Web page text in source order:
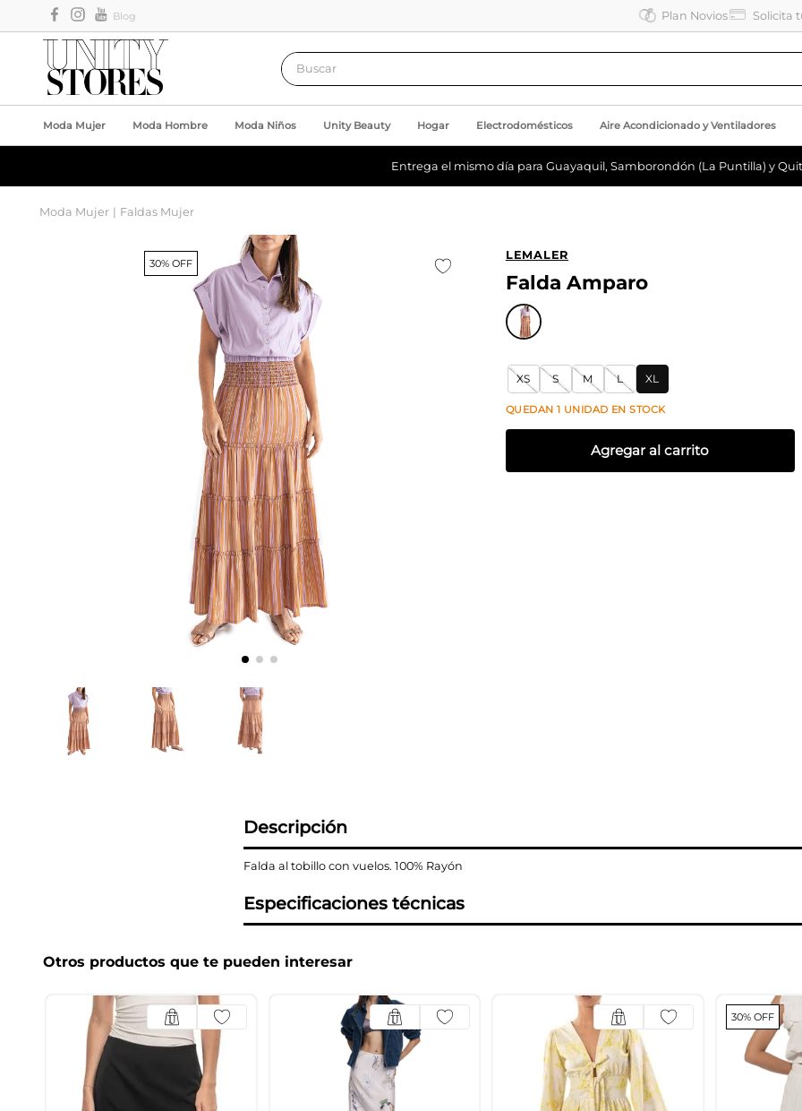
Blog Plan Novios Solicita
Buscar
Moda Mujer Moda Hombre Moda Niños Unity Beauty Hogar Electrodomésticos Aire Acondicionado y Ventiladores
Entrega el mismo día para Guayaquil, Samborondón (La Puntilla) y
Moda Mujer Faldas Mujer
30% OFF
LEMALER
Falda Amparo
XS S M L XL
QUEDAN 1 UNIDAD EN STOCK
Agregar al carrito
Descripción
Falda al tobillo con vuelos. 100% Rayón
Especificaciones técnicas
Otros productos que te pueden interesar
30% OFF